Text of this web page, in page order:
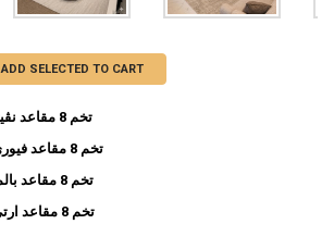
ADD SELECTED TO CART
تخم 8 مقاعد نڤيتا
تخم 8 مقاعد فيوري
تخم 8 مقاعد بالما
تخم 8 مقاعد ارتي